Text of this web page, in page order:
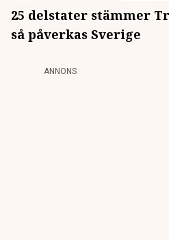
25 delstater stämmer
så påverkas Sverige
ANNONS